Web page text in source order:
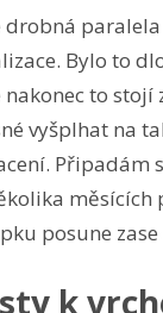
Bylo to
to stojí
vyšplhat na
Připadám
měsících
posune zase
k